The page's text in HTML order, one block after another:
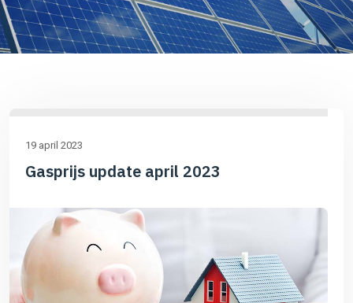
19 april 2023
Gasprijs update april 2023